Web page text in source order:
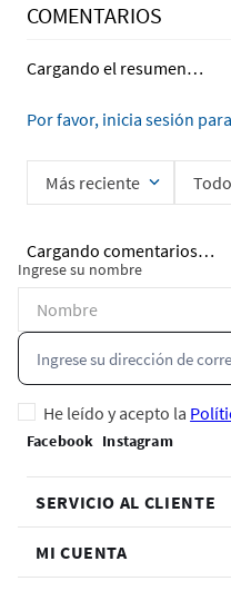
COMENTARIOS
Cargando el resumen…
Por favor, inicia sesión
Más reciente
Cargando comentarios…
Ingrese su nombre
He leído y acepto la
SERVICIO AL CLIENTE
MI CUENTA